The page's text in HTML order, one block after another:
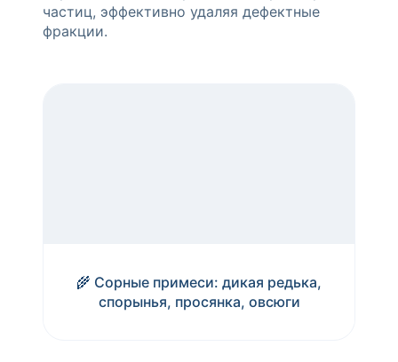
частиц, эффективно удаляя дефектные
фракции.
🌾 Сорные примеси: дикая редька,
спорынья, просянка, овсюги